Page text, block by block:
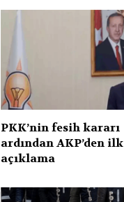
PKK’nin fesih kararı
ardından AKP’den ilk
açıklama